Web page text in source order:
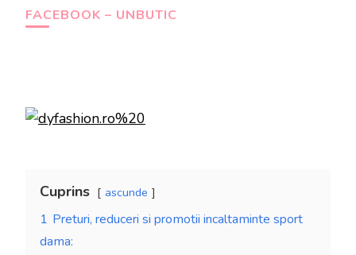
FACEBOOK – UNBUTIC
Cuprins ascunde
1 Preturi, reduceri si promotii incaltaminte sport
dama: